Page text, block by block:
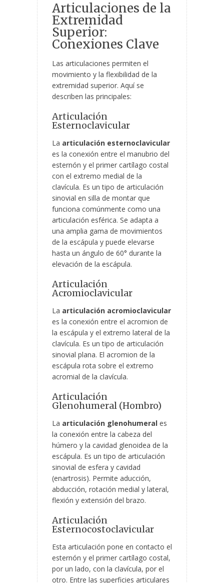
Articulaciones de la
Extremidad
Superior:
Conexiones Clave
Las articulaciones permiten el
movimiento y la flexibilidad de la
extremidad superior. Aquí se
describen las principales:
Articulación
Esternoclavicular
La articulación esternoclavicular
es la conexión entre el manubrio del
esternón y el primer cartílago costal
con el extremo medial de la
clavícula. Es un tipo de articulación
sinovial en silla de montar que
funciona comúnmente como una
articulación esférica. Se adapta a
una amplia gama de movimientos
de la escápula y puede elevarse
hasta un ángulo de 60° durante la
elevación de la escápula.
Articulación
Acromioclavicular
La articulación acromioclavicular
es la conexión entre el acromion de
la escápula y el extremo lateral de la
clavícula. Es un tipo de articulación
sinovial plana. El acromion de la
escápula rota sobre el extremo
acromial de la clavícula.
Articulación
Glenohumeral (Hombro)
La articulación glenohumeral es
la conexión entre la cabeza del
húmero y la cavidad glenoidea de la
escápula. Es un tipo de articulación
sinovial de esfera y cavidad
(enartrosis). Permite aducción,
abducción, rotación medial y lateral,
flexión y extensión del brazo.
Articulación
Esternocostoclavicular
Esta articulación pone en contacto el
esternón y el primer cartílago costal,
por un lado, con la clavícula, por el
otro. Entre las superficies articulares